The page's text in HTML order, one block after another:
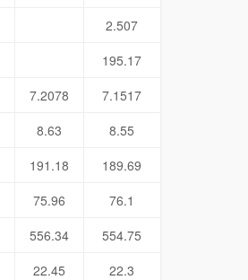
2.507
195.17
7.2078
7.1517
8.63
8.55
191.18
189.69
75.96
76.1
556.34
554.75
22.45
22.3